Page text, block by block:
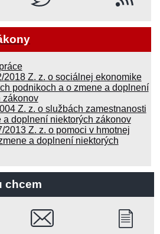
2018 Z. z. o sociálnej ekonomike
podnikoch a o zmene a doplnení
zákonov
Z. z. o službách zamestnanosti
a doplnení niektorých zákonov
2013 Z. z. o pomoci v hmotnej
a doplnení niektorých
chcem